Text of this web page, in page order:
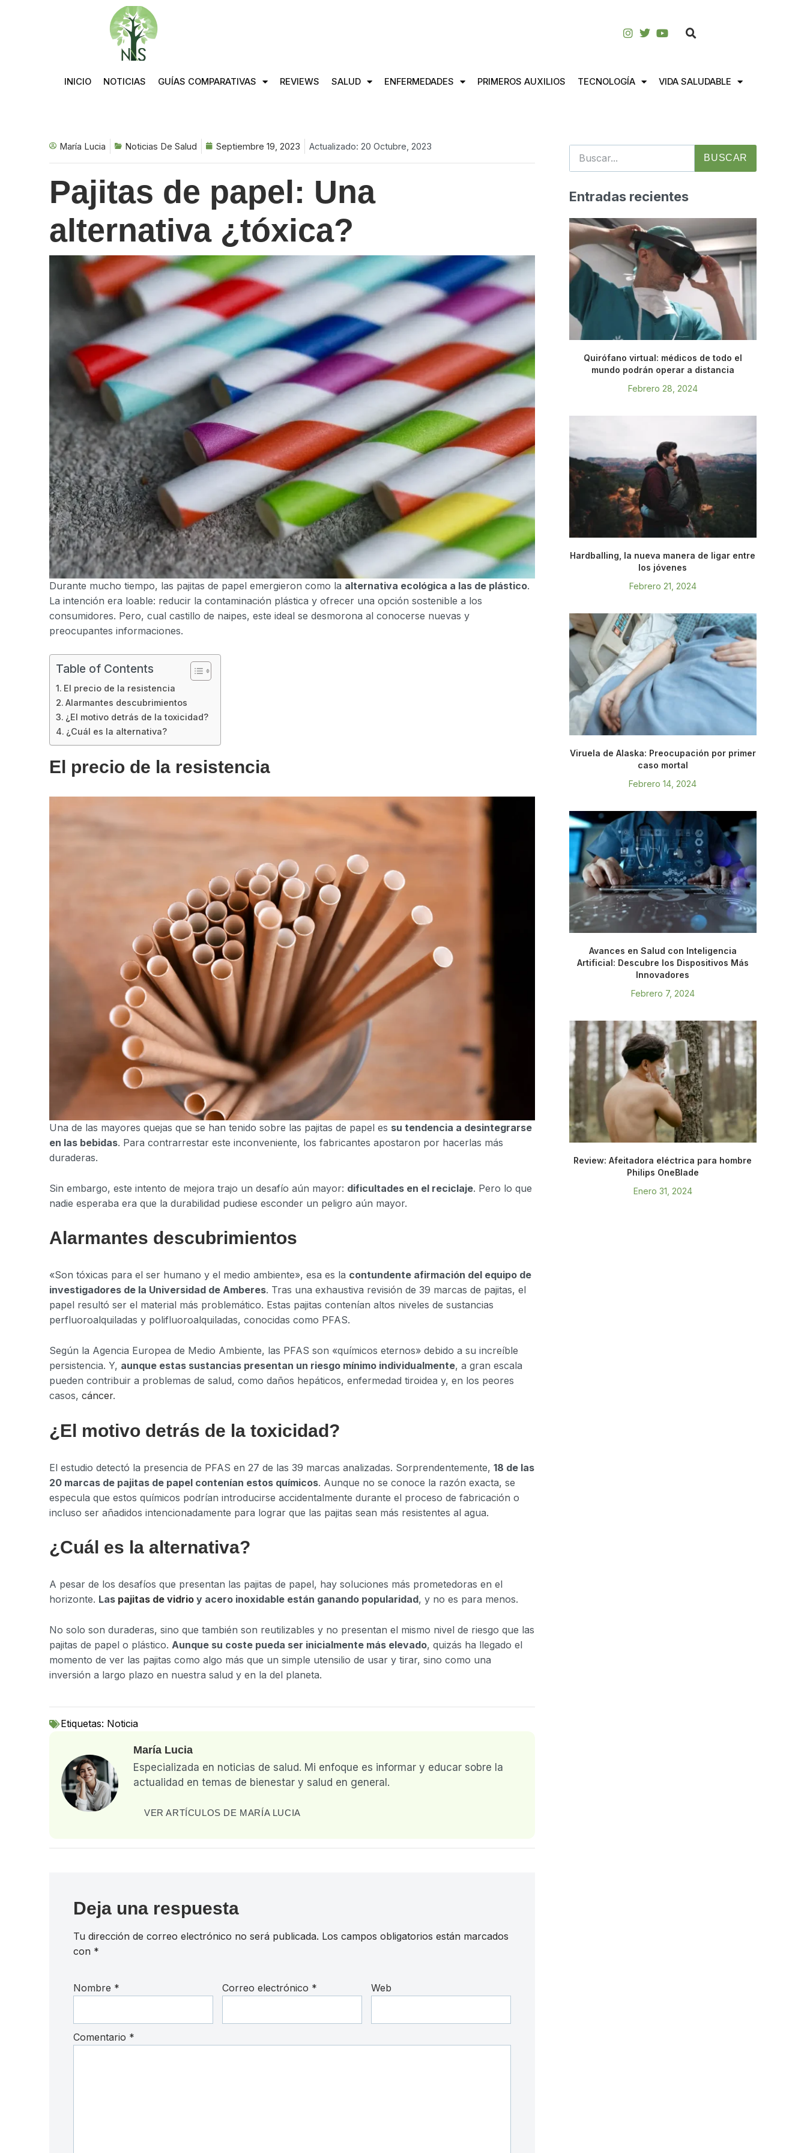
INICIO NOTICIAS GUÍAS COMPARATIVAS REVIEWS SALUD ENFERMEDADES PRIMEROS AUXILIOS TECNOLOGÍA VIDA SALUDABLE
María Lucia Noticias De Salud Septiembre 19, 2023 Actualizado: 20 Octubre, 2023
Pajitas de papel: Una
alternativa ¿tóxica?
Durante mucho tiempo, las pajitas de papel emergieron como la alternativa ecológica a las de plástico.
La intención era loable: reducir la contaminación plástica y ofrecer una opción sostenible a los
consumidores. Pero, cual castillo de naipes, este ideal se desmorona al conocerse nuevas y
preocupantes informaciones.
Table of Contents
El precio de la resistencia
Alarmantes descubrimientos
¿El motivo detrás de la toxicidad?
¿Cuál es la alternativa?
El precio de la resistencia
Una de las mayores quejas que se han tenido sobre las pajitas de papel es su tendencia a desintegrarse
en las bebidas. Para contrarrestar este inconveniente, los fabricantes apostaron por hacerlas más
duraderas.
Sin embargo, este intento de mejora trajo un desafío aún mayor: dificultades en el reciclaje. Pero lo que
nadie esperaba era que la durabilidad pudiese esconder un peligro aún mayor.
Alarmantes descubrimientos
«Son tóxicas para el ser humano y el medio ambiente», esa es la contundente afirmación del equipo de
investigadores de la Universidad de Amberes. Tras una exhaustiva revisión de 39 marcas de pajitas, el
papel resultó ser el material más problemático. Estas pajitas contenían altos niveles de sustancias
perfluoroalquiladas y polifluoroalquiladas, conocidas como PFAS.
Según la Agencia Europea de Medio Ambiente, las PFAS son «químicos eternos» debido a su increíble
persistencia. Y, aunque estas sustancias presentan un riesgo mínimo individualmente, a gran escala
pueden contribuir a problemas de salud, como daños hepáticos, enfermedad tiroidea y, en los peores
casos, cáncer.
¿El motivo detrás de la toxicidad?
El estudio detectó la presencia de PFAS en 27 de las 39 marcas analizadas. Sorprendentemente, 18 de las
20 marcas de pajitas de papel contenían estos químicos. Aunque no se conoce la razón exacta, se
especula que estos químicos podrían introducirse accidentalmente durante el proceso de fabricación o
incluso ser añadidos intencionadamente para lograr que las pajitas sean más resistentes al agua.
¿Cuál es la alternativa?
A pesar de los desafíos que presentan las pajitas de papel, hay soluciones más prometedoras en el
horizonte. Las pajitas de vidrio y acero inoxidable están ganando popularidad, y no es para menos.
No solo son duraderas, sino que también son reutilizables y no presentan el mismo nivel de riesgo que las
pajitas de papel o plástico. Aunque su coste pueda ser inicialmente más elevado, quizás ha llegado el
momento de ver las pajitas como algo más que un simple utensilio de usar y tirar, sino como una
inversión a largo plazo en nuestra salud y en la del planeta.
Etiquetas: Noticia
María Lucia
Especializada en noticias de salud. Mi enfoque es informar y educar sobre la
actualidad en temas de bienestar y salud en general.
VER ARTÍCULOS DE MARÍA LUCIA
Deja una respuesta
Tu dirección de correo electrónico no será publicada. Los campos obligatorios están marcados
con *
Nombre * Correo electrónico * Web
Comentario *
BUSCAR
Entradas recientes
Quirófano virtual: médicos de todo el
mundo podrán operar a distancia
Febrero 28, 2024
Hardballing, la nueva manera de ligar entre
los jóvenes
Febrero 21, 2024
Viruela de Alaska: Preocupación por primer
caso mortal
Febrero 14, 2024
Avances en Salud con Inteligencia
Artificial: Descubre los Dispositivos Más
Innovadores
Febrero 7, 2024
Review: Afeitadora eléctrica para hombre
Philips OneBlade
Enero 31, 2024